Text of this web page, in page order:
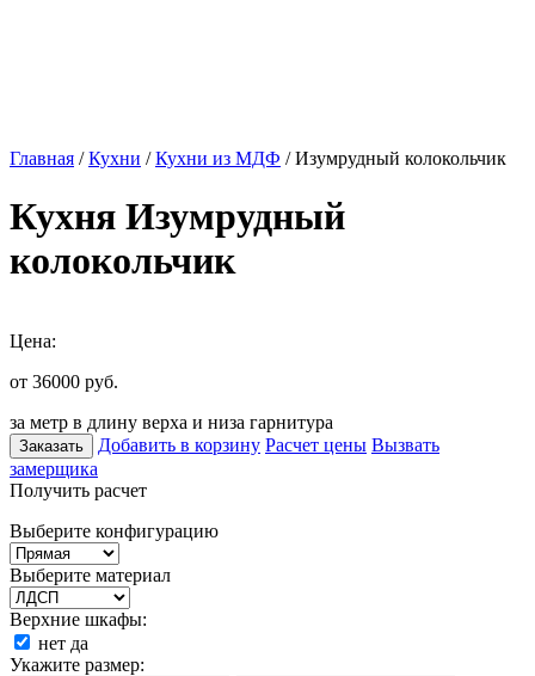
Главная /Кухни /Кухни из МДФ / Изумрудный колокольчик
Кухня Изумрудный
колокольчик
Цена:
от 36000 руб.
за метр в длину верха и низа гарнитура
Заказать Добавить в корзину Расчет цены Вызвать
замерщика
Получить расчет
Выберите конфигурацию
Выберите материал
Верхние шкафы:
нет да
Укажите размер: